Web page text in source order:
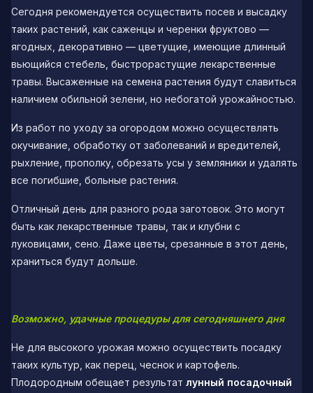
Сегодня рекомендуется осуществить посев и высадку
таких растений, как саженцы и черенки фруктово —
ягодных, декоративно — цветущие, имеющие длинный
вьющийся стебель, быстрорастущие лекарственные
травы. Высаженные на семена растения будут славиться
наличием обильной зелени, но небогатой урожайностью.
Из работ по уходу за огородом можно осуществлять
окучивание, обработку от заболеваний и вредителей,
рыхление, прополку, обрезать усы у земляники и удалять
все погибшие, больные растения.
Отличный день для разного рода заготовок. Это могут
быть как лекарственные травы, так и клубни с
луковицами, сено. Даже цветы, срезанные в этот день,
храниться будут дольше.
Возможно, удачные процедуры для сегодняшнего дня
Не для высокого урожая можно осуществить посадку
таких культур, как перец, чеснок и картофель.
Плодородным обещает результат лунный посадочный